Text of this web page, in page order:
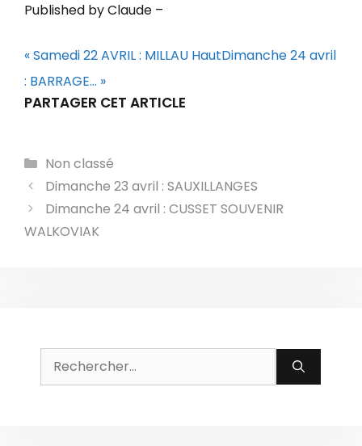
Published by Claude –
« Samedi 22 AVRIL : MILLAU HautDimanche 24 avril
: BARRAGE… »
PARTAGER CET ARTICLE
Catégories
Non classé
Dimanche 23 avril : SAUXILLANGES
Dimanche 24 avril : CUSSET SOUVENIR
WALKOVIAK
Rechercher :